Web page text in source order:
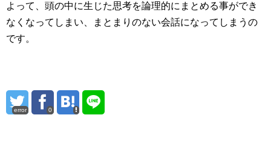
よって、頭の中に生じた思考を論理的にまとめる事ができ
なくなってしまい、まとまりのない会話になってしまうの
です。
error 0